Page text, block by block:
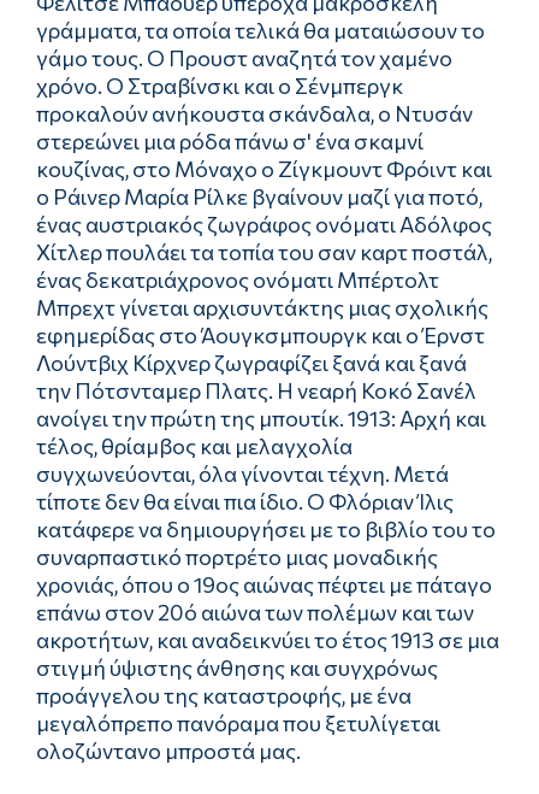
γράμματα, τα οποία τελικά θα ματαιώσουν το
γάμο τους. Ο Προυστ αναζητά τον χαμένο
χρόνο. Ο Στραβίνσκι και ο Σένμπεργκ
προκαλούν ανήκουστα σκάνδαλα, ο Ντυσάν
στερεώνει μια ρόδα πάνω σ' ένα σκαμνί
κουζίνας, στο Μόναχο ο Ζίγκμουντ Φρόιντ και
ο Ράινερ Μαρία Ρίλκε βγαίνουν μαζί για ποτό,
ένας αυστριακός ζωγράφος ονόματι Αδόλφος
Χίτλερ πουλάει τα τοπία του σαν καρτ ποστάλ,
ένας δεκατριάχρονος ονόματι Μπέρτολτ
Μπρεχτ γίνεται αρχισυντάκτης μιας σχολικής
εφημερίδας στο Άουγκσμπουργκ και ο Έρνστ
Λούντβιχ Κίρχνερ ζωγραφίζει ξανά και ξανά
την Πότσνταμερ Πλατς. Η νεαρή Κοκό Σανέλ
ανοίγει την πρώτη της μπουτίκ. 1913: Αρχή και
τέλος, θρίαμβος και μελαγχολία
συγχωνεύονται, όλα γίνονται τέχνη. Μετά
τίποτε δεν θα είναι πια ίδιο. Ο Φλόριαν Ίλις
κατάφερε να δημιουργήσει με το βιβλίο του το
συναρπαστικό πορτρέτο μιας μοναδικής
χρονιάς, όπου ο 19ος αιώνας πέφτει με πάταγο
επάνω στον 20ό αιώνα των πολέμων και των
ακροτήτων, και αναδεικνύει το έτος 1913 σε μια
στιγμή ύψιστης άνθησης και συγχρόνως
προάγγελου της καταστροφής, με ένα
μεγαλόπρεπο πανόραμα που ξετυλίγεται
ολοζώντανο μπροστά μας.